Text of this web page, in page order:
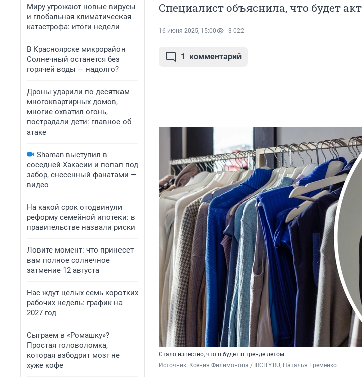
Миру угрожают новые вирусы
и глобальная климатическая
катастрофа: итоги недели
В Красноярске микрорайон
Солнечный останется без
горячей воды — надолго?
Дроны ударили по десяткам
многоквартирных домов,
многие охватил огонь,
пострадали дети: главное об
атаке
Shaman выступил в
соседней Хакасии и попал под
забор, снесенный фанатами —
видео
На какой срок отодвинули
реформу семейной ипотеки: в
правительстве назвали риски
Ловите момент: что принесет
вам полное солнечное
затмение 12 августа
Нас ждут целых семь коротких
рабочих недель: график на
2027 год
Сыграем в «Ромашку»?
Простая головоломка,
которая взбодрит мозг не
хуже кофе
Специалист объяснила, что будет
16 июня 2025, 15:00 3 022
1 комментарий
Стало известно, что в будет в тренде летом
Источник: Ксения Филимонова / IRCITY.RU, Наталья Еременко